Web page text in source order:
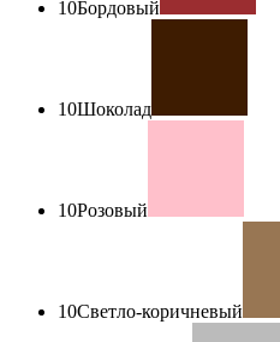
10Бордовый
10Шоколад
10Розовый
10Светло-коричневый